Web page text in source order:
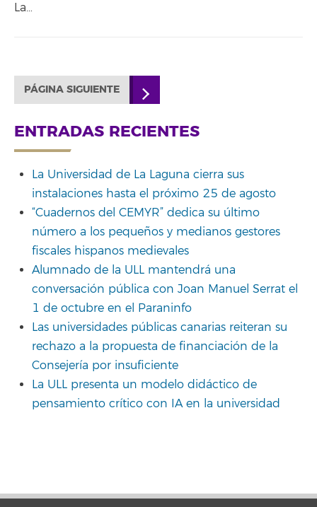
La…
PÁGINA SIGUIENTE
ENTRADAS RECIENTES
La Universidad de La Laguna cierra sus
instalaciones hasta el próximo 25 de agosto
“Cuadernos del CEMYR” dedica su último
número a los pequeños y medianos gestores
fiscales hispanos medievales
Alumnado de la ULL mantendrá una
conversación pública con Joan Manuel Serrat el
1 de octubre en el Paraninfo
Las universidades públicas canarias reiteran su
rechazo a la propuesta de financiación de la
Consejería por insuficiente
La ULL presenta un modelo didáctico de
pensamiento crítico con IA en la universidad